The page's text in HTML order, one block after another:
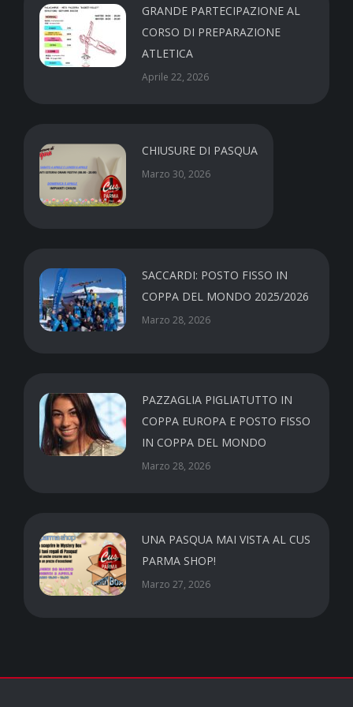
GRANDE PARTECIPAZIONE AL
CORSO DI PREPARAZIONE
ATLETICA
Aprile 22, 2026
CHIUSURE DI PASQUA
Marzo 30, 2026
SACCARDI: POSTO FISSO IN
COPPA DEL MONDO 2025/2026
Marzo 28, 2026
PAZZAGLIA PIGLIATUTTO IN
COPPA EUROPA E POSTO FISSO
IN COPPA DEL MONDO
Marzo 28, 2026
UNA PASQUA MAI VISTA AL CUS
PARMA SHOP!
Marzo 27, 2026